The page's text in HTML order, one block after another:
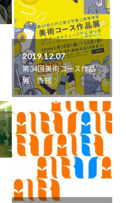
2019.12.07
第34回美術コース作品
展 告知